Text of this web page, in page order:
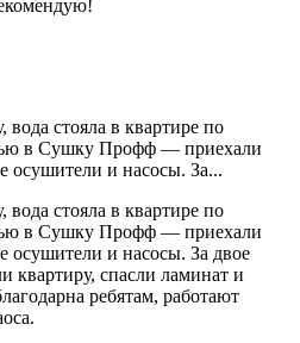
вода стояла в квартире по
в Сушку Профф — приехали
осушители и насосы. За...
вода стояла в квартире по
в Сушку Профф — приехали
осушители и насосы. За двое
квартиру, спасли ламинат и
ребятам, работают